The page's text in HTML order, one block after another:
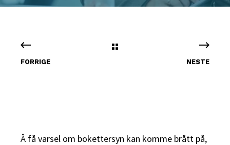
FORRIGE NESTE
Å få varsel om bokettersyn kan komme brått på,